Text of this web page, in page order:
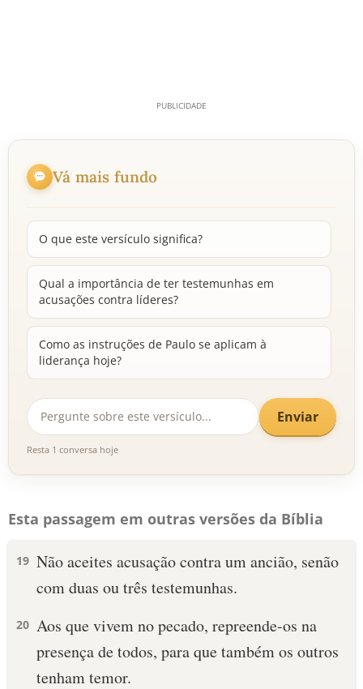
Vá mais fundo
O que este versículo significa?
Qual a importância de ter testemunhas em
acusações contra líderes?
Como as instruções de Paulo se aplicam à
liderança hoje?
Enviar
Resta 1 conversa hoje
Esta passagem em outras versões da Bíblia
19 Não aceites acusação contra um ancião, senão
com duas ou três testemunhas.
20 Aos que vivem no pecado, repreende-os na
presença de todos, para que também os outros
tenham temor.